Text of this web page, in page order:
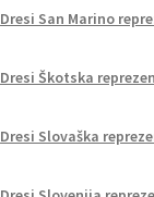
Dresi San Marino
Dresi Škotska
Dresi Slovaška